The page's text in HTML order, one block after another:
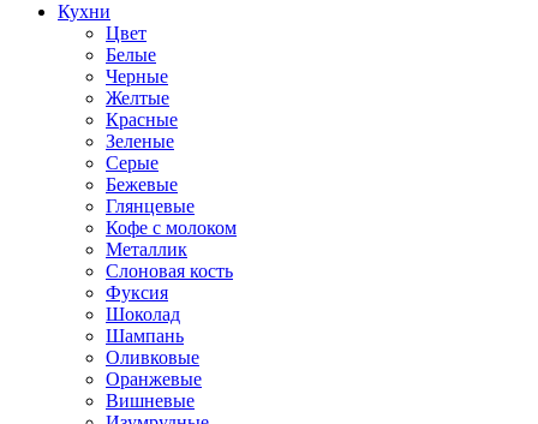
Кухни
Цвет
Белые
Черные
Желтые
Красные
Зеленые
Серые
Бежевые
Глянцевые
Кофе с молоком
Металлик
Слоновая кость
Фуксия
Шоколад
Шампань
Оливковые
Оранжевые
Вишневые